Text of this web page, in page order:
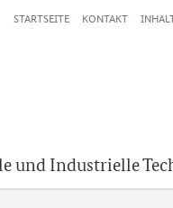
STARTSEITE KONTAKT
und Industrielle